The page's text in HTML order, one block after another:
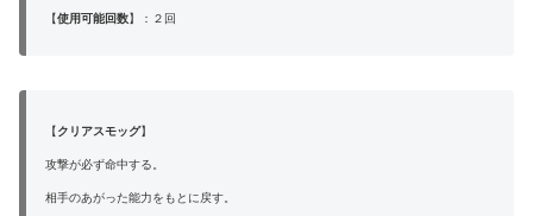
【使用可能回数】：２回
【クリアスモッグ】
攻撃が必ず命中する。
相手のあがった能力をもとに戻す。